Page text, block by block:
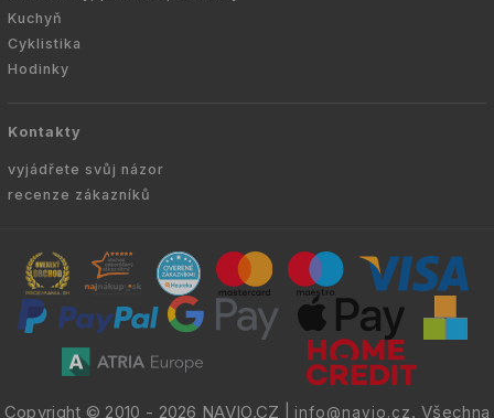
Kuchyň
Cyklistika
Hodinky
Kontakty
vyjádřete svůj názor
recenze zákazníků
Copyright © 2010 - 2026 NAVIO.CZ info@navio.cz. Všechna